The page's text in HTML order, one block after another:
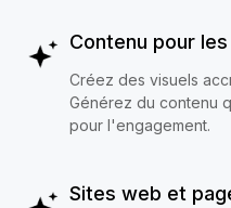
Contenu pour
Créez des visuels
Générez du contenu
pour l'engagement.
Sites web et